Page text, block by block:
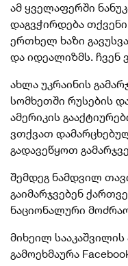
ამ ყველაფერში
დაგვჭირდება
ერთხელ ხაზი
და იდეალიზმს. ჩვენ
ახლა უკრაინის
სომხეთში რუსების
ამერიკის
ვთქვათ
გადავეწყოთ
შემდეგ ნამდვილ
გაიმარჯვებენ
ნაციონალური
მიხეილ სააკაშვილის
გამოეხმაურა